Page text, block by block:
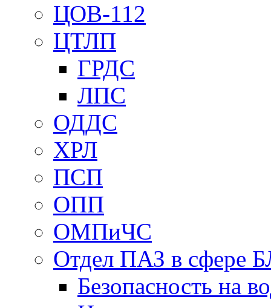
ЦОВ-112
ЦТЛП
ГРДС
ЛПС
ОДДС
ХРЛ
ПСП
ОПП
ОМПиЧС
Отдел ПАЗ в сфере
Безопасность на